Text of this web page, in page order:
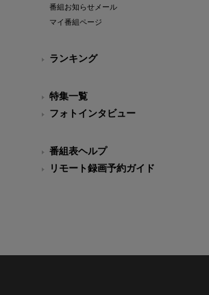
番組お知らせメール
マイ番組ページ
ランキング
特集一覧
フォトインタビュー
番組表ヘルプ
リモート録画予約ガイド